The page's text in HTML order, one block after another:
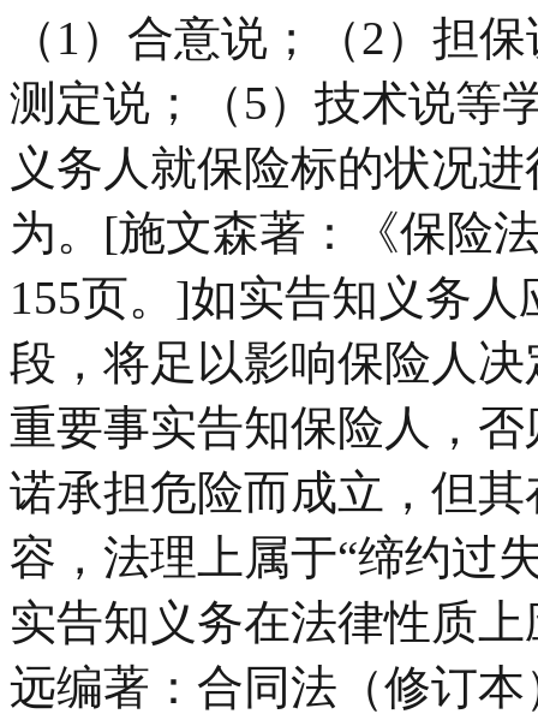
（1）合意说；（2）担
测定说；（5）技术说等
义务人就保险标的状况
为。[施文森著：《保险
155页。]如实告知义务
段，将足以影响保险人
重要事实告知保险人，
诺承担危险而成立，但
容，法理上属于“缔约过
实告知义务在法律性质
远编著：合同法（修订